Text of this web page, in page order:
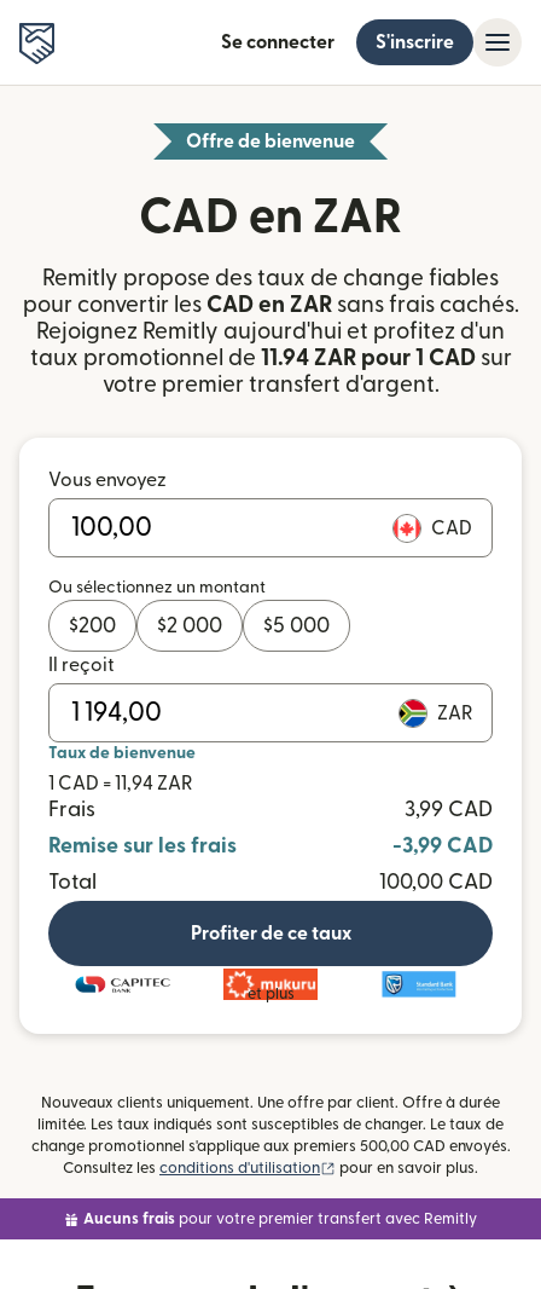
Se connecter S'inscrire
Offre de bienvenue
CAD en ZAR
Remitly propose des taux de change fiables
pour convertir les CAD en ZARsans frais cachés.
Rejoignez Remitly aujourd'hui et profitez d'un
taux promotionnel de 11.94 ZAR pour 1 CADsur
votre premier transfert d'argent.
Vous envoyez
CAD
Ou sélectionnez un montant
$200 $2 000 $5 000
Il reçoit
ZAR
Taux de bienvenue
1 CAD = 11,94 ZAR
Frais
3,99 CAD
Remise sur les frais
-3,99 CAD
Total
100,00 CAD
Profiter de ce taux
et plus
Nouveaux clients uniquement. Une offre par client. Offre à durée
limitée. Les taux indiqués sont susceptibles de changer. Le taux de
change promotionnel s'applique aux premiers 500,00 CAD envoyés.
Consultez les conditions d'utilisation (s'ouvre dans une nouvelle
pour en savoir plus.
Aucuns frais pour votre premier transfert avec Remitly